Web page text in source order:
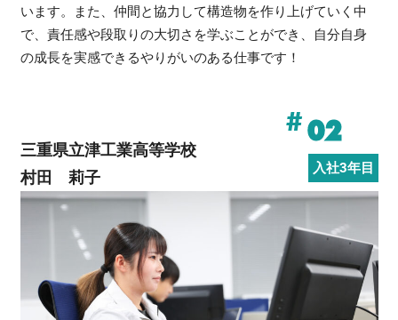
います。また、仲間と協力して構造物を作り上げていく中
で、責任感や段取りの大切さを学ぶことができ、自分自身
の成長を実感できるやりがいのある仕事です！
三重県立津工業高等学校
村田 莉子
#02
入社3年目